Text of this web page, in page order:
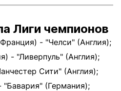
Лиги чемпионов
- "Челси" (Англия);
- "Ливерпуль" (Англия);
Сити" (Англия);
"Бавария" (Германия);